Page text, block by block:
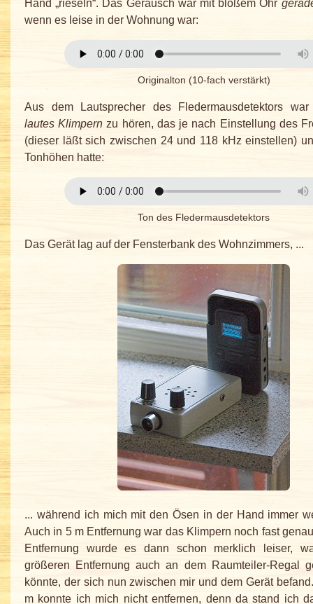
Hand „rieseln“. Das Geräusch war mit bloßem Ohr
wenn es leise in der Wohnung war:
Originalton (10-fach verstärkt)
Aus dem Lautsprecher des Fledermausdetektors
lautes Klimpern zu hören, das je nach Einstellung des
(dieser läßt sich zwischen 24 und 118 kHz einstellen)
Tonhöhen hatte:
Ton des Fledermausdetektors
Das Gerät lag auf der Fensterbank des Wohnzimmers, ...
... während ich mich mit den Ösen in der Hand immer
Auch in 5 m Entfernung war das Klimpern noch fast
Entfernung wurde es dann schon merklich leiser,
größeren Entfernung auch an dem Raumteiler-Regal
könnte, der sich nun zwischen mir und dem Gerät
m konnte ich mich nicht entfernen, denn da stand ich